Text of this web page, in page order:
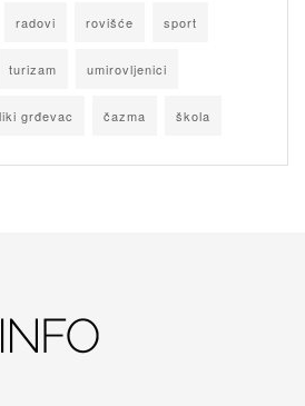
radovi rovišće sport
turizam umirovljenici
grđevac čazma škola